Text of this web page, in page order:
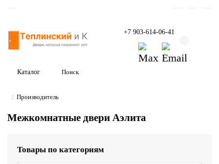
+7 903-614-06-41
Каталог
Производитель
Межкомнатные двери Аэлита
Товары по категориям